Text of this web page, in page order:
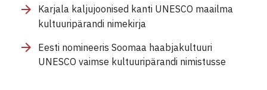
Karjala kaljujoonised kanti UNESCO maailma
kultuuripärandi nimekirja
Eesti nomineeris Soomaa haabjakultuuri
UNESCO vaimse kultuuripärandi nimistusse